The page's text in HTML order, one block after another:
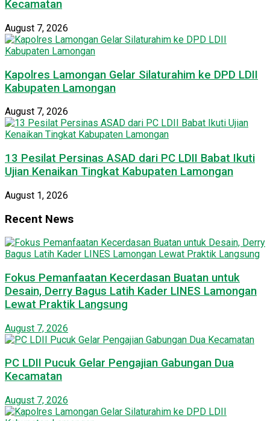
Kecamatan
August 7, 2026
Kapolres Lamongan Gelar Silaturahim ke DPD LDII
Kabupaten Lamongan
August 7, 2026
13 Pesilat Persinas ASAD dari PC LDII Babat Ikuti
Ujian Kenaikan Tingkat Kabupaten Lamongan
August 1, 2026
Recent News
Fokus Pemanfaatan Kecerdasan Buatan untuk
Desain, Derry Bagus Latih Kader LINES Lamongan
Lewat Praktik Langsung
August 7, 2026
PC LDII Pucuk Gelar Pengajian Gabungan Dua
Kecamatan
August 7, 2026